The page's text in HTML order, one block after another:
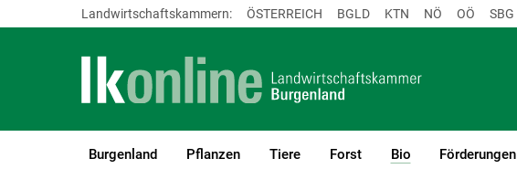
Landwirtschaftskammern: ÖSTERREICH BGLD KTN NÖ OÖ SBG
Burgenland Pflanzen Tiere Forst Bio
(current)1
Förderungen